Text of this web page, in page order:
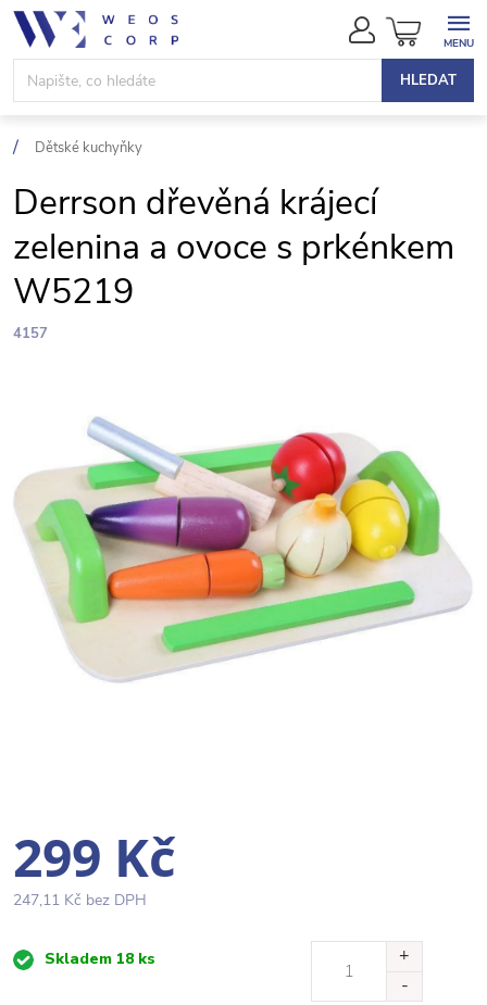
Přejít
obsah
HLEDAT
NÁKUPNÍ
KOŠÍK
Dětské kuchyňky
Derrson dřevěná krájecí
zelenina a ovoce s prkénkem
W5219
4157
299 Kč
247,11 Kč bez DPH
MěrnáSkladem 18 ks